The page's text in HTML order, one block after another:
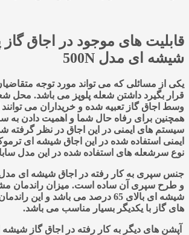
قابلیت های موجود در اجاق گاز
شیشه ای مدل 500N
یکی از مسائلی که می تواند مورد توجه
قرار بگیرد داشتن شعله پلوپز می باشد. محل
وسط اجاق گاز تعبیه شده و خریداران می توانند
همچنین برای رفاه حال شما و اهمیت دادن به
سیستم های ایمنی در این اجاق در نظر
ایمنی استفاده شده در این اجاق شیشه ای
نوع سرشعله های استفاده شده در این مدل
و طرح سپری آن ساده است. میزان راندمان
شیشه ای بالای 65 درصد می باشد و این
های گاز با یکدیگر بسیار مناسب می باشد.